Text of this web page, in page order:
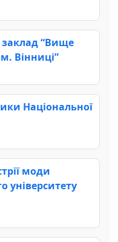
“Вище
Вінниці”
Національної
моди
університету